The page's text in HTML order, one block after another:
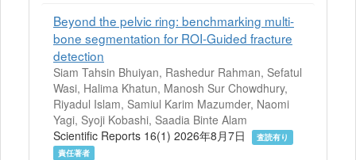
Beyond the pelvic ring: benchmarking multi-
bone segmentation for ROI-Guided fracture
detection
Siam Tahsin Bhuiyan, Rashedur Rahman, Sefatul
Wasi, Halima Khatun, Manosh Sur Chowdhury,
Riyadul Islam, Samiul Karim Mazumder, Naomi
Yagi, Syoji Kobashi, Saadia Binte Alam
Scientific Reports 16(1) 2026年8月7日
査読有り
責任著者